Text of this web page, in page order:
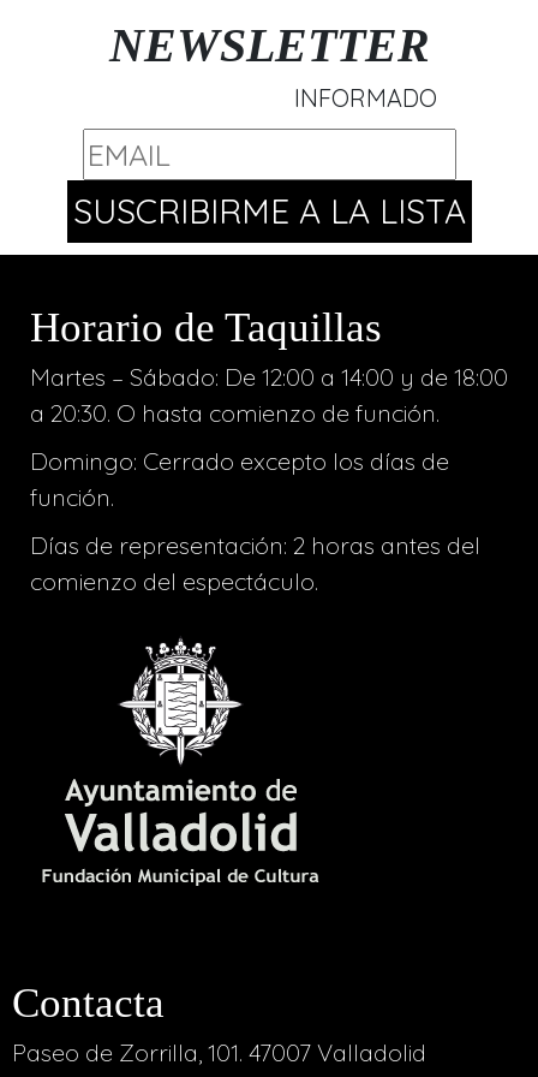
NEWSLETTER
INFORMADO
Horario de Taquillas
Martes – Sábado: De 12:00 a 14:00 y de 18:00
a 20:30. O hasta comienzo de función.
Domingo: Cerrado excepto los días de
función.
Días de representación: 2 horas antes del
comienzo del espectáculo.
Contacta
Paseo de Zorrilla, 101. 47007 Valladolid